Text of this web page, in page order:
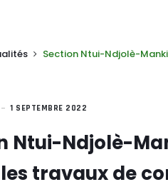
Section Ntui-Ndjolè-
1 SEPTEMBRE 2022
Ntui-Ndjolè-
travaux de